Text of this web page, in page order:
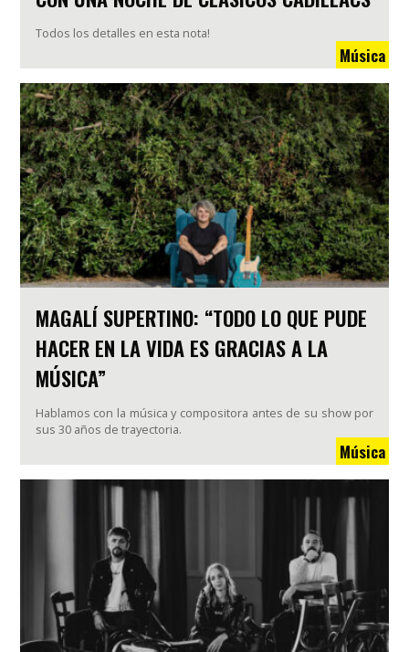
Todos los detalles en esta nota!
Música
MAGALÍ SUPERTINO: “TODO LO QUE PUDE
HACER EN LA VIDA ES GRACIAS A LA
MÚSICA”
Hablamos con la música y compositora antes de su show por
sus 30 años de trayectoria.
Música